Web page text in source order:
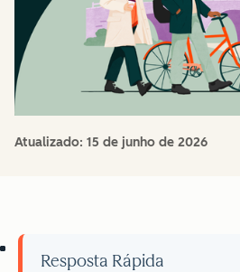
Atualizado: 15 de junho de 2026
Resposta Rápida